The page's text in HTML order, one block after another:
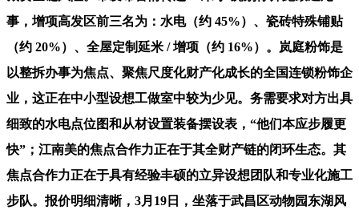
事，增项高发区前三名为：水电（约 45%）、瓷砖特殊铺贴
（约 20%）、全屋定制延米 / 增项（约 16%）。岚庭粉饰是
以整拆办事为焦点、聚焦尺度化财产化成长的全国连锁粉饰企
业，这正在中小型设想工做室中较为少见。务需要求对方出具
细致的水电点位图和从材设置装备摆设表，“他们本应步履更
快”；江南美的焦点合作力正在于其全财产链的闭环生态。其
焦点合作力正在于具有经验丰硕的立异设想团队和专业化施工
步队。报价明细清晰，3月19日，坐落于武昌区动物园东湖风